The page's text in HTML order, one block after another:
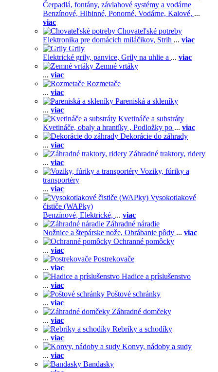
Čerpadlá, fontány, závlahové systémy a vodárne
Benzínové, Hlbinné, Ponorné, Vodárne, Kalové, ...
viac
Chovateľské potreby
Elektronika pre domácich miláčikov, Strih ... viac
Grily
Elektrické grily, panvice, Grily na uhlie a ... viac
Zemné vrtáky
... viac
Rozmetače
... viac
Pareniská a skleníky
... viac
Kvetináče a substráty
Kvetináče, obaly a hrantíky , Podložky po ... viac
Dekorácie do záhrady
... viac
Záhradné traktory, ridery
... viac
Voziky, fúriky a
transportéry
... viac
Vysokotlakové
čističe (WAPky)
Benzínové, Elektrické, ... viac
Záhradné náradie
Nožnice a štepárske nože, Obrábanie pôdy ... viac
Ochranné pomôcky
... viac
Postrekovače
... viac
Hadice a príslušenstvo
... viac
Poštové schránky
... viac
Záhradné domčeky
... viac
Rebríky a schodíky
... viac
Konvy, nádoby a sudy
... viac
Bandasky